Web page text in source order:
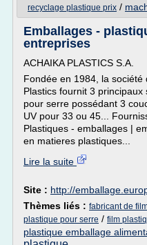
recyclage plastique prix /
Emballages -
entreprises
ACHAIKA PLASTICS S.A.
Fondée en 1984, la société
Plastics fournit 3
pour serre possédant 3
UV pour 33 ou 45...
Plastiques - emballages |
en matieres plastiques...
Lire la suite
Site : http://
Thèmes liés : fabricant de
plastique pour serre / film
plastique emballage